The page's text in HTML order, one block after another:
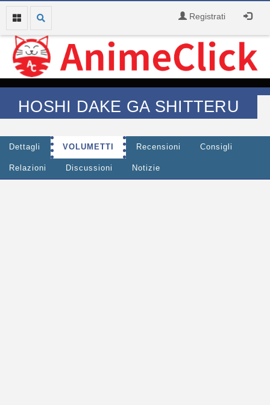
Registrati
HOSHI DAKE GA SHITTERU
Dettagli VOLUMETTI Recensioni Consigli
Relazioni Discussioni Notizie